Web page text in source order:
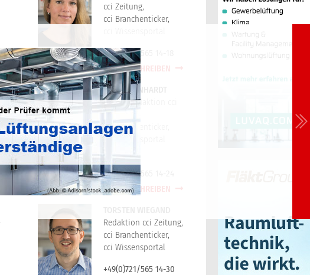
cci Zeitung,
cci Branchenticker,
+49(0)721/565 14-18
E-MAIL SCHREIBEN
PETER REINHARDT
Technikredaktion cci
Zeitung,
cci Branchenticker,
cci Wissensportal
+49(0)721/565 14-24
E-MAIL SCHREIBEN
Redaktion cci Zeitung,
cci Branchenticker,
cci Wissensportal
+49(0)721/565 14-30